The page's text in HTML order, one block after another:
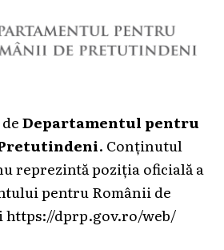
Departamentul pentru
. Conținutul
reprezintă poziția oficială a
pentru Românii de
https://dprp.gov.ro/web/